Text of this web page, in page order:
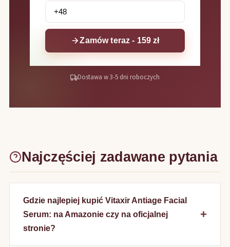
Zamów teraz - 159 zł
Dostawa w 3-5 dni roboczych
Najczęściej zadawane pytania
Gdzie najlepiej kupić Vitaxir Antiage Facial
Serum: na Amazonie czy na oficjalnej
stronie?